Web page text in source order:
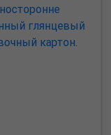
глянцевый
картон.